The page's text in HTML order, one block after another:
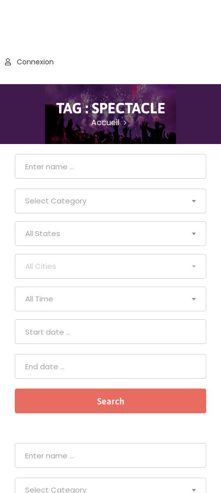
Connexion
TAG :SPECTACLE
Accueil
Select Category
All States
All Cities
All Time
Select Category